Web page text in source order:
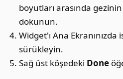
boyutları arasında
dokunun.
Widget'ı Ana
sürükleyin.
Sağ üst köşedeki Done